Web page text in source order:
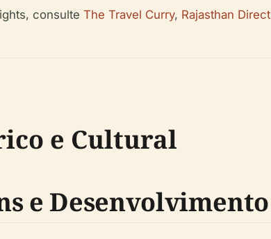
consulte The Travel Curry, Rajasthan Direct
e Cultural
e Desenvolvimento